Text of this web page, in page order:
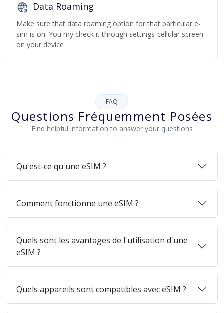
Data Roaming
Make sure that data roaming option for that particular e-
sim is on. You my check it through settings-cellular screen
on your device
FAQ
Questions Fréquemment Posées
Find helpful information to answer your questions
Qu'est-ce qu'une eSIM ?
Comment fonctionne une eSIM ?
Quels sont les avantages de l'utilisation d'une
eSIM ?
Quels appareils sont compatibles avec eSIM ?